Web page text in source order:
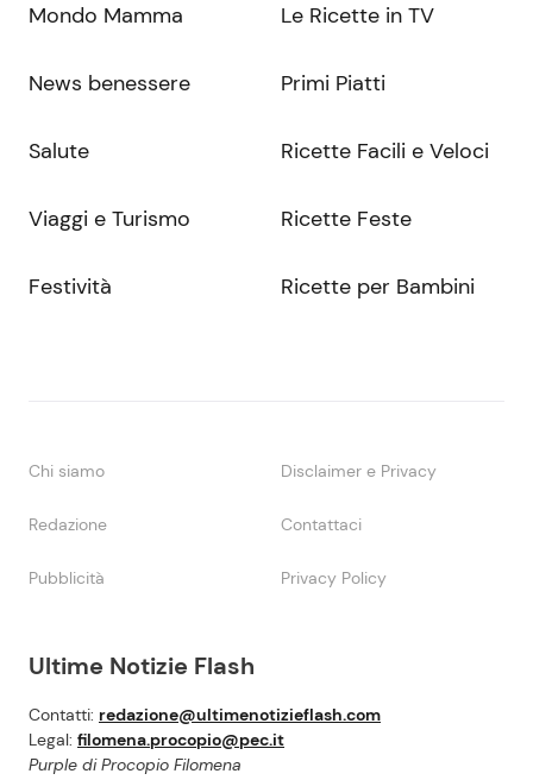
Ultime Notizie Flash
Contatti: redazione@ultimenotizieflash.com
Legal: filomena.procopio@pec.it
Purple di Procopio Filomena
Mondo Mamma
News benessere
Salute
Viaggi e Turismo
Festività
Le Ricette in TV
Primi Piatti
Ricette Facili e Veloci
Ricette Feste
Ricette per Bambini
Chi siamo Disclaimer e Privacy
Redazione Contattaci
Pubblicità Privacy Policy